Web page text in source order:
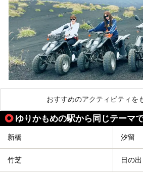
おすすめのアクティビティを
ゆりかもめの駅から同じテーマ
新橋 汐留
竹芝 日の出